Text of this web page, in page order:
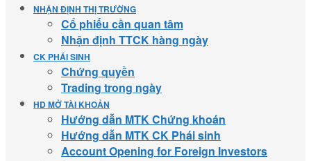
NHẬN ĐỊNH THỊ TRƯỜNG
Cổ phiếu cần quan tâm
Nhận định TTCK hàng ngày
CK PHÁI SINH
Chứng quyền
Trading trong ngày
HD MỞ TÀI KHOẢN
Hướng dẫn MTK Chứng khoán
Hướng dẫn MTK CK Phái sinh
Account Opening for Foreign Investors